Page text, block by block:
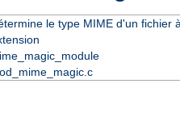
le type MIME d'un fichier